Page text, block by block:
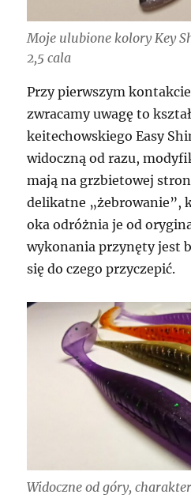
Moje ulubione kolory Key
2,5 cala
Przy pierwszym
zwracamy uwagę to
keitechowskiego Easy
widoczną od razu,
mają na grzbietowej
delikatne „żebrowanie”,
oka odróżnia je od
wykonania przynęty jest
się do czego przyczepić.
Widoczne od góry,